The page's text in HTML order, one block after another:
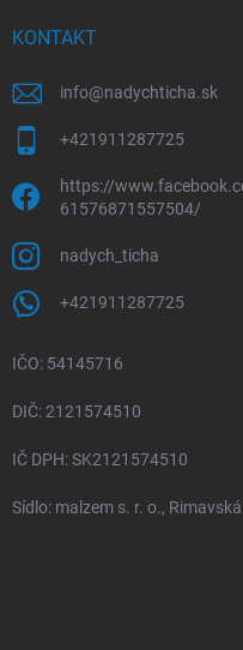
KONTAKT
info@nadychticha.sk
+421911287725
https://
61576871557504/
nadych_ticha
+421911287725
IČO: 54145716
DIČ: 2121574510
IČ DPH: SK2121574510
Sídlo: malzem s. r. o.,